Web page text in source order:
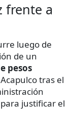
frente a
luego de
de un
pesos
tras el
justificar el